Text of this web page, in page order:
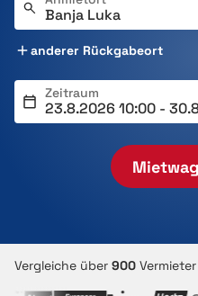
anderer Rückgabeort
Zeitraum
Vergleiche über 900